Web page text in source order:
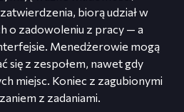
biorą udział w
o zadowoleniu z pracy — a
Menedżerowie mogą
się z zespołem, nawet gdy
miejsc. Koniec z zagubionymi
z zadaniami.